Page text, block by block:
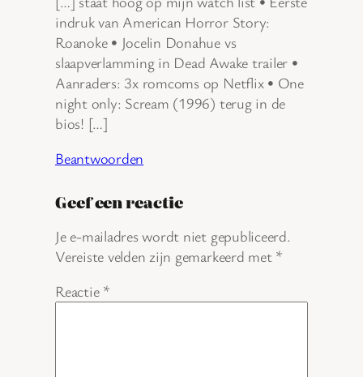
indruk van American Horror Story:
Roanoke • Jocelin Donahue vs
slaapverlamming in Dead Awake trailer •
Aanraders: 3x romcoms op Netflix • One
night only: Scream (1996) terug in de
bios! […]
Beantwoorden
Geef een reactie
Je e-mailadres wordt niet gepubliceerd.
Vereiste velden zijn gemarkeerd met *
Reactie *